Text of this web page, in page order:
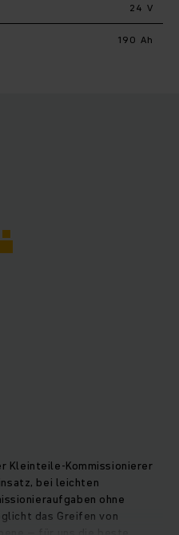
24 V
190 Ah
Kleinteile-Kommissionierer
bei leichten
ohne
das Greifen von